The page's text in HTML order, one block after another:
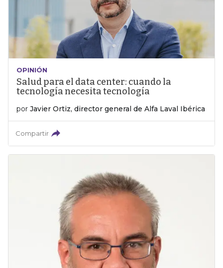
OPINIÓN
Salud para el data center: cuando la
tecnología necesita tecnología
por Javier Ortiz, director general de Alfa Laval Ibérica
Compartir